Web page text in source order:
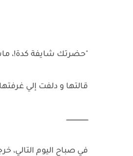
"حضرتك شايفة كدة!،
قالتها و دلفت إلي
ــــــــــــــــــــــ
في صباح اليوم